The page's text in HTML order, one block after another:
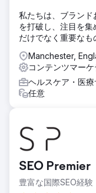
私たちは、ブラン
を打破し、注目を
だけでなく重要なも
Manchester,
コンテンツマー
ヘルスケア・医
任意
SEO Premier
豊富な国際SEO経験